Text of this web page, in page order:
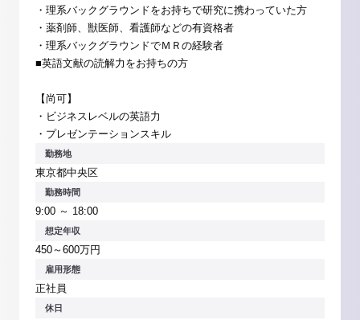
・理系バックグラウンドをお持ちで研究に携わっていた方
・薬剤師、獣医師、看護師などの有資格者
・理系バックグラウンドでＭＲの経験者
■英語文献の読解力をお持ちの方
【尚可】
・ビジネスレベルの英語力
・プレゼンテーションスキル
勤務地
東京都中央区
勤務時間
9:00 ～ 18:00
想定年収
450～600万円
雇用形態
正社員
休日